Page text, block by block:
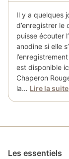
Il y a quelques
d’enregistrer le
puisse écouter
anodine si elle
est disponible
Chaperon
la… Lire la suite
Les essentiels